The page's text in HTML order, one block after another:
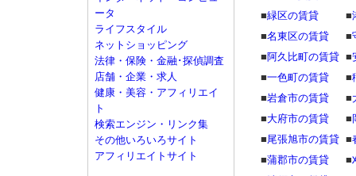
■緑区の賃貸 ■
■名東区の賃貸 ■
■阿久比町の賃貸 ■
■一色町の賃貸 ■
■岩倉市の賃貸 ■
■大府市の賃貸 ■
■尾張旭市の賃貸 ■
■蒲郡市の賃貸 ■
ータ
ライフスタイル
ネットショッピング
法律・保険・金融･探偵調査
店舗・企業・求人
健康・美容・アフィリエイ
ト
検索エンジン・リンク集
その他いろいろサイト
アフィリエイトサイト